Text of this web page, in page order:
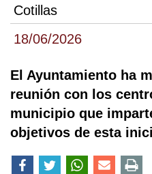
18/06/2026
Cotillas
El Ayuntamiento ha
reunión con los
municipio que
objetivos de esta